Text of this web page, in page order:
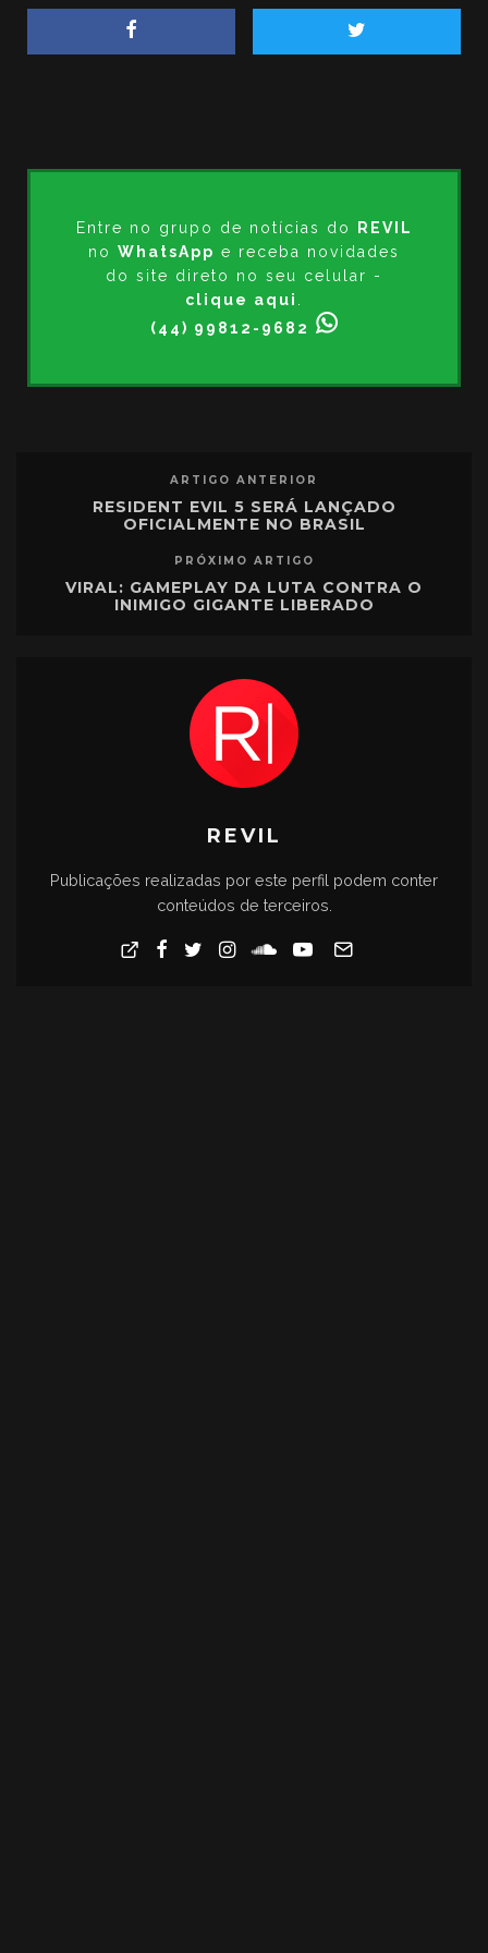
Entre no grupo de notícias do
REVIL
no WhatsApp e receba novidades
do site direto no seu celular -
clique aqui
(44) 99812-9682
ARTIGO ANTERIOR
RESIDENT EVIL 5 SERÁ LANÇADO
OFICIALMENTE NO BRASIL
PRÓXIMO ARTIGO
VIRAL: GAMEPLAY DA LUTA CONTRA O
INIMIGO GIGANTE LIBERADO
REVIL
Publicações realizadas por este perfil podem conter
conteúdos de terceiros.